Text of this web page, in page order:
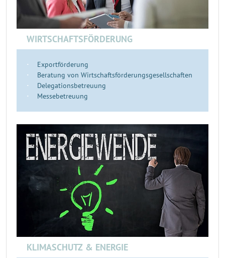
WIRTSCHAFTSFÖRDERUNG
Exportförderung
Beratung von Wirtschaftsförderungsgesellschaften
Delegationsbetreuung
Messebetreuung
KLIMASCHUTZ & ENERGIE